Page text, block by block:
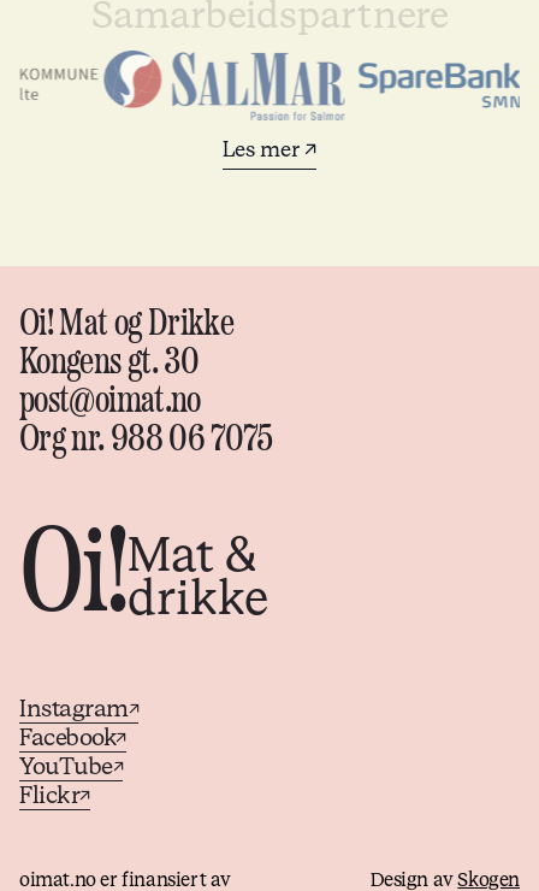
Samarbeidspartnere
Les mer ↗
Oi! Mat og Drikke
Kongens gt. 30
post@oimat.no
Org nr. 988 06 7075
Instagram↗
Facebook↗
YouTube↗
Flickr↗
Oi!Mat &
drikke
oimat.no er finansiert av
Design avSkogen